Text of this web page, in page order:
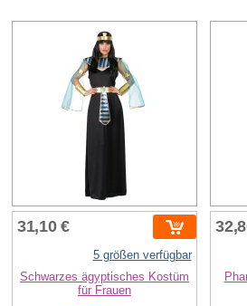
31,10 €
5 größen verfügbar
Schwarzes ägyptisches Kostüm
für Frauen